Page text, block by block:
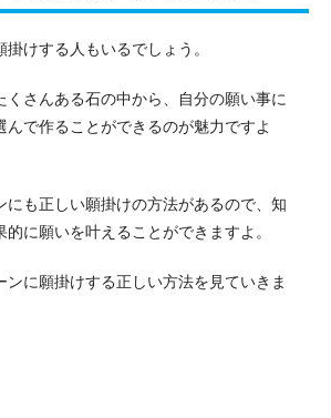
けする人もいるでしょう。
くさんある石の中から、自分の願い事に
んで作ることができるのが魅力ですよ
にも正しい願掛けの方法があるので、知
的に願いを叶えることができますよ。
ンに願掛けする正しい方法を見ていきま